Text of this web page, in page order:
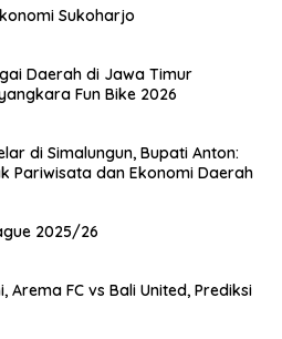
Sukoharjo
Daerah di Jawa Timur
Fun Bike 2026
di Simalungun, Bupati Anton:
Pariwisata dan Ekonomi Daerah
2025/26
Arema FC vs Bali United, Prediksi